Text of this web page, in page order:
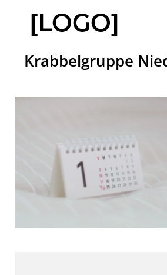
Krabbelgruppe